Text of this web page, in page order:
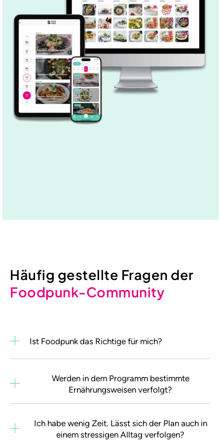
Häufig gestellte Fragen der
Foodpunk-Community
Ist Foodpunk das Richtige für mich?
Werden in dem Programm bestimmte
Ernährungsweisen verfolgt?
Ich habe wenig Zeit. Lässt sich der Plan auch in
einem stressigen Alltag verfolgen?